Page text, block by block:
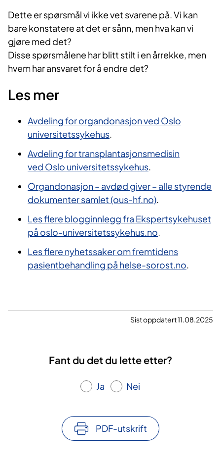
​Dette er spørsmål vi ikke vet svarene på. Vi kan
bare konstatere at det er sånn, men hva kan vi
gjøre med det?
Disse spørsmålene har blitt stilt i en årrekke, men
hvem har ansvaret for å endre det?​
​​​​Les mer​​​​​
Avdeling for organdonasjon ved Oslo
universitetssykehus​.
Avdeling for transplantasjonsmedisin
ved Oslo universitetssykehus.
Organdonasjon – avdød giver – alle styrende
dokumenter samlet (ous-hf.no).
Les flere blogginnlegg fra Ekspertsykehuset
på oslo-universitetssykehus.no.
Les flere nyhetssaker om fremtidens
pasientbehandling på helse-sorost.no​.
Sist oppdatert 11.08.2025
Fant du det du lette etter?
Ja Nei
PDF-utskrift